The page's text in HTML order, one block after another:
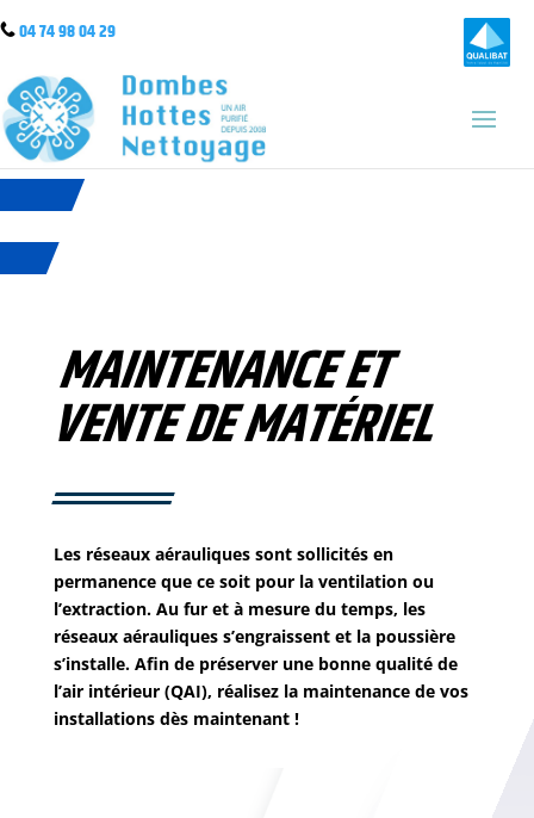
04 74 98 04 29
MAINTENANCE ET
VENTE DE MATÉRIEL
Les réseaux aérauliques sont sollicités en
permanence que ce soit pour la ventilation ou
l’extraction. Au fur et à mesure du temps, les
réseaux aérauliques s’engraissent et la poussière
s’installe. Afin de préserver une bonne qualité de
l’air intérieur (QAI), réalisez la maintenance de vos
installations dès maintenant !